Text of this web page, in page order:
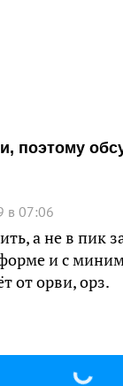
поэтому
в 07:06
а не в пик
и с
от орви, орз.